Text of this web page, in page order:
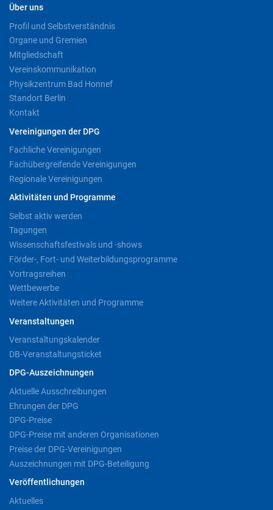
Über uns
Profil und Selbstverständnis
Organe und Gremien
Mitgliedschaft
Vereinskommunikation
Physikzentrum Bad Honnef
Standort Berlin
Kontakt
Vereinigungen der DPG
Fachliche Vereinigungen
Fachübergreifende Vereinigungen
Regionale Vereinigungen
Aktivitäten und Programme
Selbst aktiv werden
Tagungen
Wissenschaftsfestivals und -shows
Förder-, Fort- und Weiterbildungsprogramme
Vortragsreihen
Wettbewerbe
Weitere Aktivitäten und Programme
Veranstaltungen
Veranstaltungskalender
DB-Veranstaltungsticket
DPG-Auszeichnungen
Aktuelle Ausschreibungen
Ehrungen der DPG
DPG-Preise
DPG-Preise mit anderen Organisationen
Preise der DPG-Vereinigungen
Auszeichnungen mit DPG-Beteiligung
Veröffentlichungen
Aktuelles